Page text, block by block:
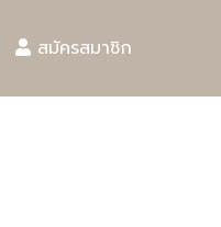
สมัครสมาชิก